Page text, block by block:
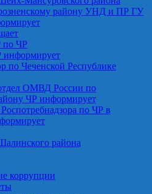
району УНД и ПР ГУ
по ЧР
информирует
по Чеченской Республике
ОМВД России по
ЧР информирует
по ЧР в
района
коррупции